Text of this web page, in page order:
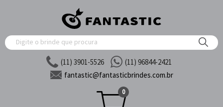
(11) 3901-5526
(11) 96844-2421
fantastic@fantasticbrindes.com.br
0